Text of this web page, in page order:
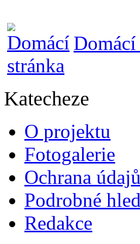
Domácí
Katecheze
O projektu
Fotogalerie
Ochrana
Podrobné
Redakce